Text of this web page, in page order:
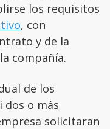
los requisitos
, con
y de la
compañía.
de los
dos o más
solicitaran